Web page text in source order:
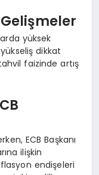
yüksek
dikkat
tahvil faizinde artış
ECB Başkanı
ilişkin
endişeleri